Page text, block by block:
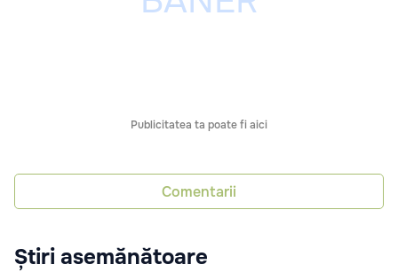
Publicitatea ta poate fi aici
Comentarii
Știri asemănătoare